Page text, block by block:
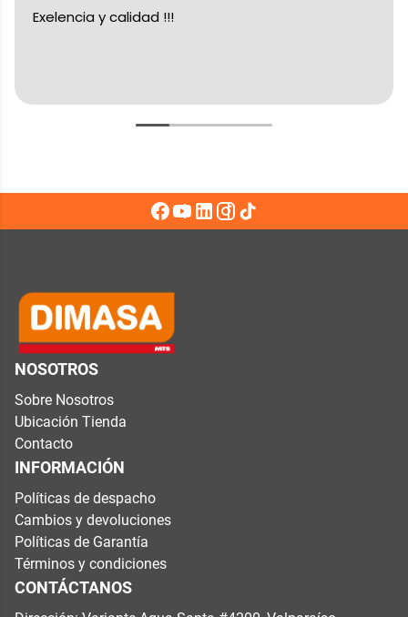
Exelencia y calidad !!!
NOSOTROS
Sobre Nosotros
Ubicación Tienda
Contacto
INFORMACIÓN
Políticas de despacho
Cambios y devoluciones
Políticas de Garantía
Términos y condiciones
CONTÁCTANOS